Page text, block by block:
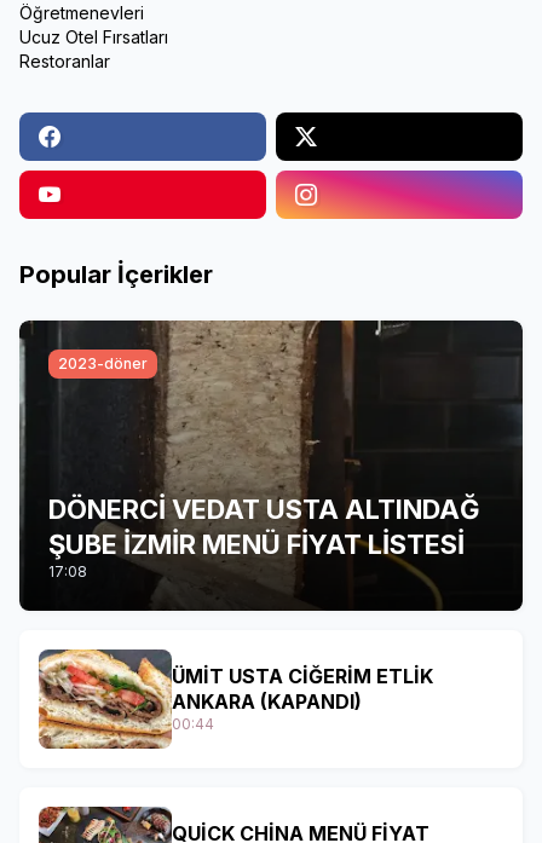
Öğretmenevleri
Ucuz Otel Fırsatları
Restoranlar
Popular İçerikler
2023-döner
DÖNERCİ VEDAT USTA ALTINDAĞ
ŞUBE İZMİR MENÜ FİYAT LİSTESİ
17:08
ÜMİT USTA CİĞERİM ETLİK
ANKARA (KAPANDI)
00:44
QUİCK CHİNA MENÜ FİYAT